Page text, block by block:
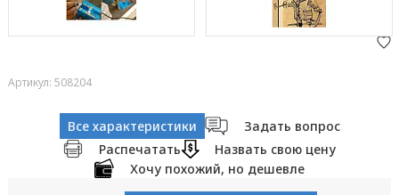
Артикул: 508204
Все характеристики
Задать вопрос
Распечатать
Назвать свою цену
Хочу похожий, но дешевле